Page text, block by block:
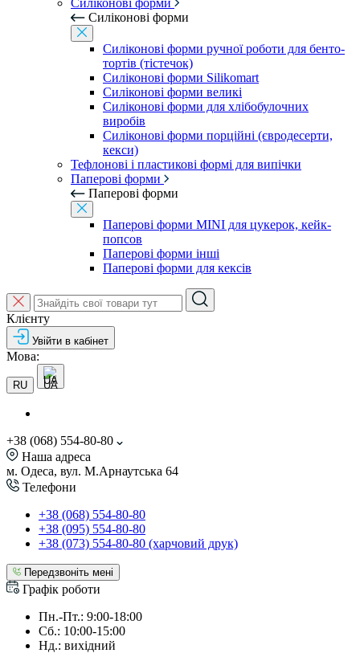
Силіконові форми
Силіконові форми
Силіконові форми ручної роботи для бенто-
тортів (тістечок)
Силіконові форми Silikomart
Силіконові форми великі
Силіконові форми для хлібобулочних
виробів
Силіконові форми порційні (євродесерти,
кекси)
Тефлонові і пластикові формі для випічки
Паперові форми
Паперові форми
Паперові форми MINI для цукерок, кейк-
попсов
Паперові форми інші
Паперові форми для кексів
Клієнту
Увійти в кабінет
Мова:
RU UA
+38 (068) 554-80-80
Наша адреса
м. Одеса, вул. М.Арнаутська 64
Телефони
+38 (068) 554-80-80
+38 (095) 554-80-80
+38 (073) 554-80-80 (харчовий друк)
Передзвоніть мені
Графік роботи
Пн.-Пт.: 9:00-18:00
Сб.: 10:00-15:00
Нд.: вихідний